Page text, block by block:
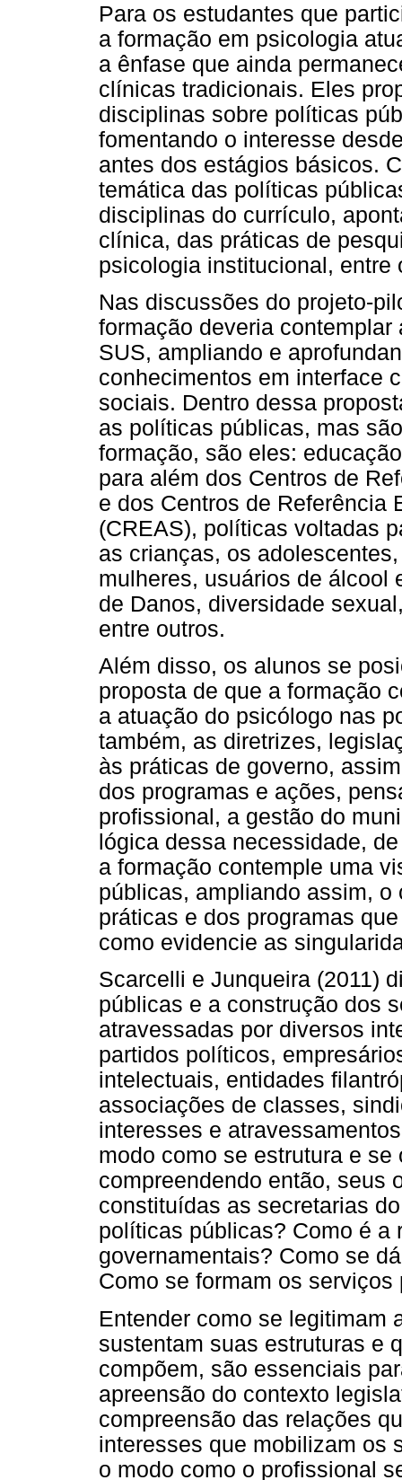
Para os estudantes que
a formação em psicologia
a ênfase que ainda
clínicas tradicionais. Eles
disciplinas sobre políticas
fomentando o interesse
antes dos estágios básicos.
temática das políticas
disciplinas do currículo,
clínica, das práticas de
psicologia institucional, entre
Nas discussões do projeto-
formação deveria
SUS, ampliando e
conhecimentos em interface
sociais. Dentro dessa
as políticas públicas, mas
formação, são eles:
para além dos Centros de
e dos Centros de Referência
(CREAS), políticas voltadas
as crianças, os
mulheres, usuários de álcool
de Danos, diversidade
entre outros.
Além disso, os alunos se
proposta de que a formação
a atuação do psicólogo nas
também, as diretrizes,
às práticas de governo,
dos programas e ações,
profissional, a gestão do
lógica dessa necessidade,
a formação contemple uma
públicas, ampliando assim,
práticas e dos programas
como evidencie as
Scarcelli e Junqueira (2011)
públicas e a construção dos
atravessadas por diversos
partidos políticos,
intelectuais, entidades
associações de classes,
interesses e
modo como se estrutura e
compreendendo então, seus
constituídas as secretarias
políticas públicas? Como é a
governamentais? Como se
Como se formam os serviços
Entender como se legitimam
sustentam suas estruturas e
compõem, são essenciais
apreensão do contexto
compreensão das relações
interesses que mobilizam os
o modo como o profissional